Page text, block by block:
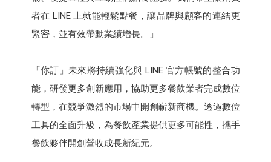
者在 LINE 上就能輕鬆點餐，讓品牌與顧客的連結更
緊密，並有效帶動業績增長。」
「你訂」未來將持續強化與 LINE 官方帳號的整合功
能，研發更多創新應用，協助更多餐飲業者完成數位
轉型，在競爭激烈的市場中開創嶄新商機。透過數位
工具的全面升級，為餐飲產業提供更多可能性，攜手
餐飲夥伴開創營收成長新紀元。